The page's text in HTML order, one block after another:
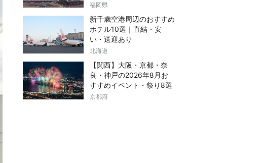
福岡県
新千歳空港周辺のおすすめ
ホテル10選｜直結・安
い・送迎あり
北海道
【関西】大阪・京都・奈
良・神戸の2026年8月お
すすめイベント・祭り8選
京都府